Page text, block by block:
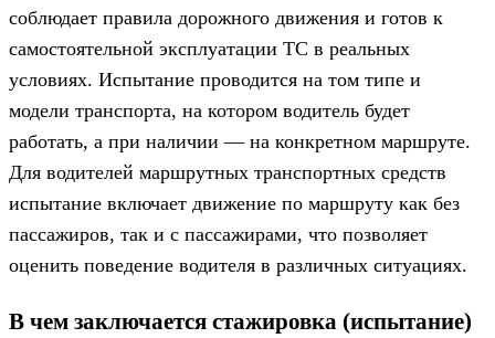
соблюдает правила дорожного движения и готов к
самостоятельной эксплуатации ТС в реальных
условиях. Испытание проводится на том типе и
модели транспорта, на котором водитель будет
работать, а при наличии — на конкретном маршруте.
Для водителей маршрутных транспортных средств
испытание включает движение по маршруту как без
пассажиров, так и с пассажирами, что позволяет
оценить поведение водителя в различных ситуациях.
В чем заключается стажировка (испытание)